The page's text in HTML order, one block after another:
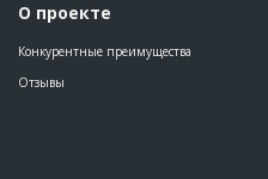
О проекте
Конкурентные преимущества
Отзывы